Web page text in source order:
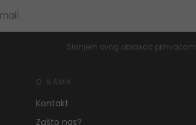
Slanjem ovog obrasca prihvaćam
O NAMA
Kontakt
Zašto nas?